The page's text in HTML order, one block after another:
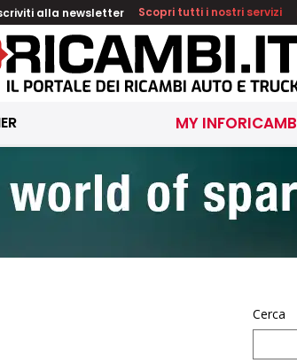
alla newsletter Scopri tutti i nostri servizi
MY
Cerca